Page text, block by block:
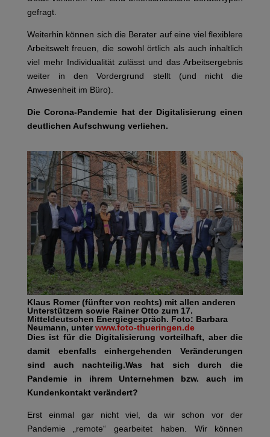
gefragt.
Weiterhin können sich die Berater auf eine viel flexiblere
Arbeitswelt freuen, die sowohl örtlich als auch inhaltlich
viel mehr Individualität zulässt und das Arbeitsergebnis
weiter in den Vordergrund stellt (und nicht die
Anwesenheit im Büro).
Die Corona-Pandemie hat der Digitalisierung einen
deutlichen Aufschwung verliehen.
Klaus Romer (fünfter von rechts) mit allen anderen
Unterstützern sowie Rainer Otto zum 17.
Mitteldeutschen Energiegespräch. Foto: Barbara
Neumann, unter www.foto-thueringen.de
Dies ist für die Digitalisierung vorteilhaft, aber die
damit ebenfalls einhergehenden Veränderungen
sind auch nachteilig.Was hat sich durch die
Pandemie in ihrem Unternehmen bzw. auch im
Kundenkontakt verändert?
Erst einmal gar nicht viel, da wir schon vor der
Pandemie „remote“ gearbeitet haben. Wir können